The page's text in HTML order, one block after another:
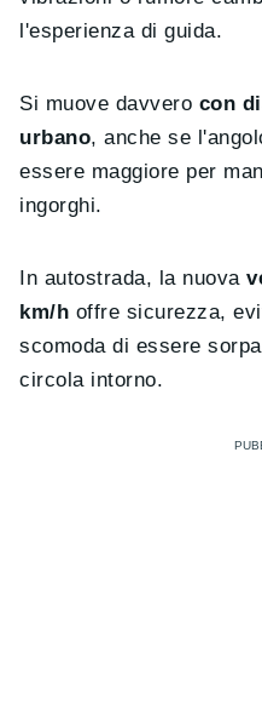
l'esperienza di guida.
Si muove davvero con
urbano, anche se
essere maggiore per
ingorghi.
In autostrada, la nuova
km/h offre sicurezza,
scomoda di essere
circola intorno.